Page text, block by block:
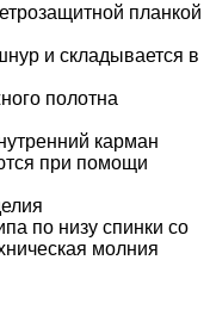
планкой
и складывается в
полотна
карман
при помощи
по низу спинки со
молния